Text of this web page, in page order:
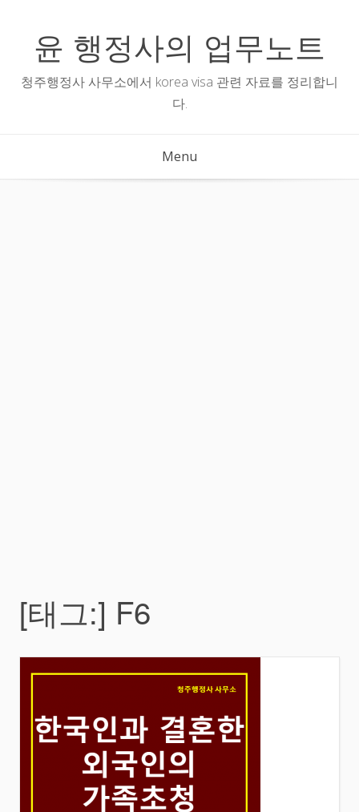
content윤 행정사의 업무노트
청주행정사 사무소에서 korea visa 관련 자료를 정리합니
다.
Menu
[태그:] F6